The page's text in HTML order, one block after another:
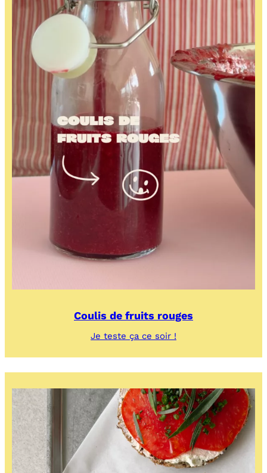
Coulis de fruits rouges
Je teste ça ce soir !
de